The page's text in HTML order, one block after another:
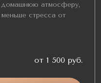
атмосферу,
стресса от
от 1 500 руб.